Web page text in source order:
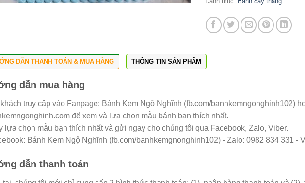
DẪN THANH TOÁN & MUA HÀNG THÔNG TIN SẢN PHẨM
dẫn mua hàng
truy cập vào Fanpage: Bánh Kem Ngộ Nghĩnh (fb.com/banhkemngonghinh102)
để xem và lựa chọn mẫu bánh bạn thích nhất.
lựa chọn mẫu bạn thích nhất và gửi ngay cho chúng tôi qua Facebook, Zalo, Viber.
Bánh Kem Ngộ Nghĩnh (fb.com/banhkemgnonghinh102) - Zalo: 0982 834 331 -
dẫn thanh toán